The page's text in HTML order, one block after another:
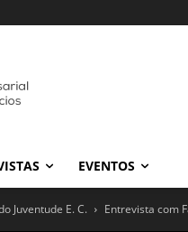
EVENTOS
Juventude E. C. Entrevista com